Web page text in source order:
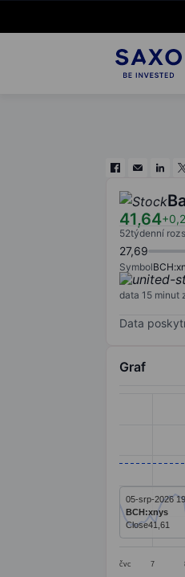
41,64
52týdenní
27,69
Symbol
data 15 minut
Data
Graf
The
čvc 7
05-srp-2026
BCH:xnys
Close41,61